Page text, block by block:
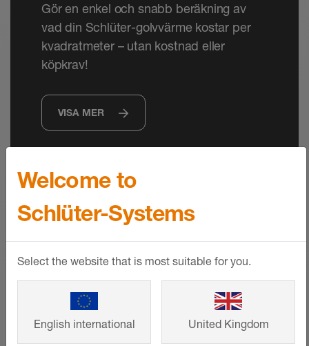
Gör en enkel och snabb beräkning av
vad din Schlüter-golvvärme kostar per
kvadratmeter – utan kostnad eller
köpkrav!
VISA MER
Welcome to
Schlüter-Systems
Select the website that is most suitable for you.
English international United Kingdom